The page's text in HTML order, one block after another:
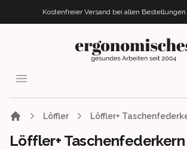
Kostenfreier Versand bei allen Bestellungen
ergonomisches.de
Open menu
Löffler Löffler+
Löffler+ Taschenfederkern